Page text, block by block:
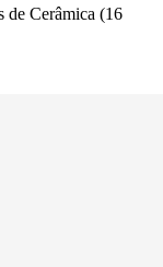
de Cerâmica (16